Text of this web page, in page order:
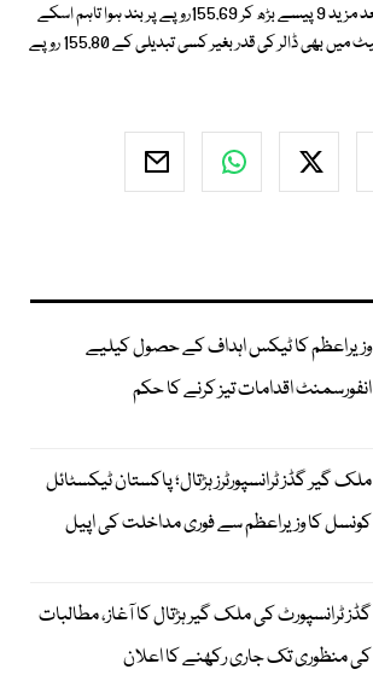
ڈالر کی قدر اتارچڑھاؤ کے بعد مزید 9 پیسے بڑھ کر 155.69روپے پر بند ہوا تاہم اسکے
برعکس اوپن کرنسی مارکیٹ میں بھی ڈالر کی قدر بغیر کسی تبدیلی کے 155.80 روپے
وزیراعظم کا ٹیکس اہداف کے حصول کیلیے
انفورسمنٹ اقدامات تیز کرنے کا حکم
ملک گیر گڈز ٹرانسپورٹرز ہڑتال؛ پاکستان ٹیکسٹائل
کونسل کا وزیراعظم سے فوری مداخلت کی اپیل
گڈز ٹرانسپورٹ کی ملک گیر ہڑتال کا آغاز، مطالبات
کی منظوری تک جاری رکھنے کا اعلان